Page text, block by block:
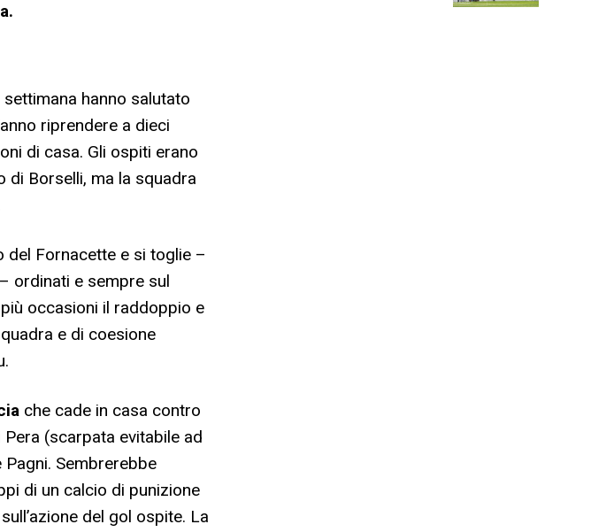
settimana hanno salutato
riprendere a dieci
di casa. Gli ospiti erano
di Borselli, ma la squadra
del Fornacette e si toglie –
ordinati e sempre sul
occasioni il raddoppio e
e di coesione
che cade in casa contro
(scarpata evitabile ad
Sembrerebbe
di un calcio di punizione
del gol ospite. La